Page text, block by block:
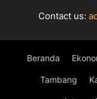
Contact us:
Beranda
Tambang